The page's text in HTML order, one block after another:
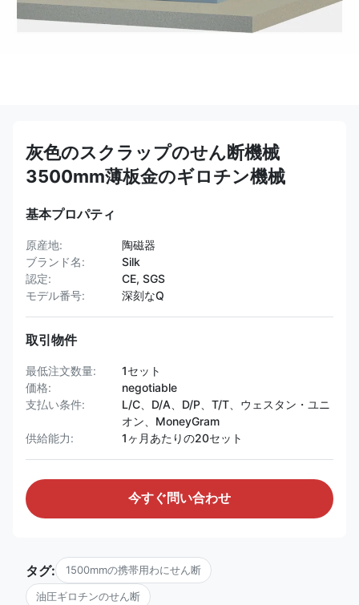
灰色のスクラップのせん断機械
3500mm薄板金のギロチン機械
基本プロパティ
原産地:
陶磁器
ブランド名:
Silk
認定:
CE, SGS
モデル番号:
深刻なQ
取引物件
最低注文数量:
1セット
価格:
negotiable
支払い条件:
L/C、D/A、D/P、T/T、ウェスタン・ユニ
オン、MoneyGram
供給能力:
1ヶ月あたりの20セット
今すぐ問い合わせ
タグ: 1500mmの携帯用わにせん断
油圧ギロチンのせん断